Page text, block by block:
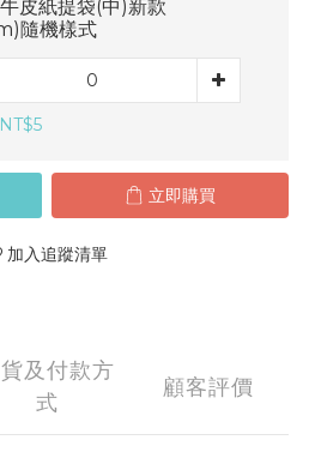
皮紙提袋(中)新款
隨機樣式
立即購買
加入追蹤清單
及付款方
式
顧客評價